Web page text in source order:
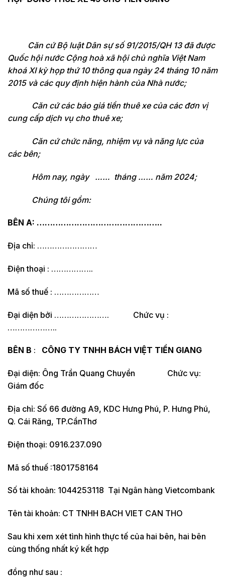
Căn cứ Bộ luật Dân sự số 91/2015/QH 13 đã được
Quốc hội nước Cộng hoà xã hội chủ nghĩa Việt Nam
khoá XI kỳ họp thứ 10 thông qua ngày 24 tháng 10 năm
2015 và các quy định hiện hành của Nhà nước;
Căn cứ các báo giá tiền thuê xe của các đơn vị
cung cấp dịch vụ cho thuê xe;
Căn cứ chức năng, nhiệm vụ và năng lực của
các bên;
Hôm nay, ngày …… tháng …… năm 2024;
Chúng tôi gồm:
BÊN A: ………………………………………..
Địa chỉ: ……………………
Điện thoại : ……………..
Mã số thuế : ………………
Đại diện bởi …………………. Chức vụ :
………………..
BÊN B : CÔNG TY TNHH BÁCH VIỆT TIỀN GIANG
Đại diện: Ông Trần Quang Chuyền Chức vụ:
Giám đốc
Địa chỉ: Số 66 đường A9, KDC Hưng Phú, P. Hưng Phú,
Q. Cái Răng, TP.CầnThơ
Điện thoại: 0916.237.090
Mã số thuế :1801758164
Số tài khoản: 1044253118 Tại Ngân hàng Vietcombank
Tên tài khoản: CT TNHH BACH VIET CAN THO
Sau khi xem xét tình hình thực tế của hai bên, hai bên
cùng thống nhất ký kết hợp
đồng như sau :